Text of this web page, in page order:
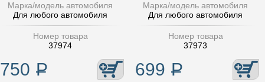
Марка/модель автомобиля
Для любого автомобиля
Номер товара
37974
750 Р
Марка/модель автомобиля
Для любого автомобиля
Номер товара
37973
699 Р